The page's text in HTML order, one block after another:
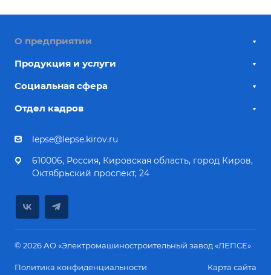
О предприятии
Продукция и услуги
Социальная сфера
Отдел кадров
lepse@lepse.kirov.ru
610006, Россия, Кировская область, город Киров,
Октябрьский проспект, 24
© 2026 АО «Электромашиностроительный завод «ЛЕПСЕ»
Политика конфиденциальности Карта сайта